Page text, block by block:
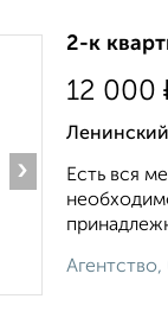
›
2-к
12 000
Есть вся